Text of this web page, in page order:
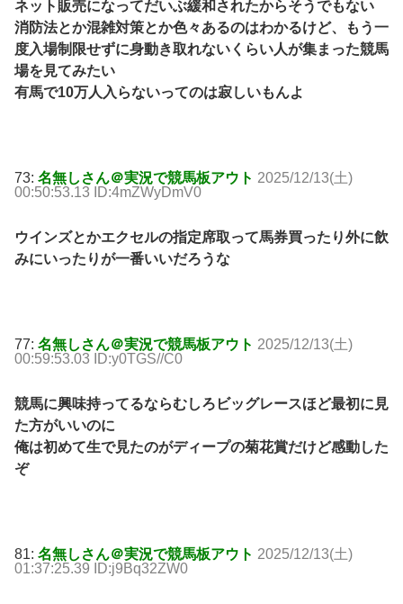
ネット販売になってだいぶ緩和されたからそうでもない
消防法とか混雑対策とか色々あるのはわかるけど、もう一
度入場制限せずに身動き取れないくらい人が集まった競馬
場を見てみたい
有馬で10万人入らないってのは寂しいもんよ
73: 名無しさん＠実況で競馬板アウト 2025/12/13(土)
00:50:53.13 ID:4mZWyDmV0
ウインズとかエクセルの指定席取って馬券買ったり外に飲
みにいったりが一番いいだろうな
77: 名無しさん＠実況で競馬板アウト 2025/12/13(土)
00:59:53.03 ID:y0TGS//C0
競馬に興味持ってるならむしろビッグレースほど最初に見
た方がいいのに
俺は初めて生で見たのがディープの菊花賞だけど感動した
ぞ
81: 名無しさん＠実況で競馬板アウト 2025/12/13(土)
01:37:25.39 ID:j9Bq32ZW0